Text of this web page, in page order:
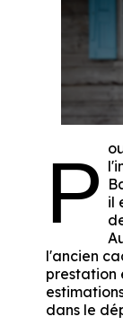
P il
l'ancien
prestation
dans le